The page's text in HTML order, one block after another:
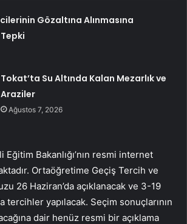
Gözaltına Alınmasına
Tokat’ta Su Altında Kalan Mezarlık ve
Araziler
Ağustos 7, 2026
Eğitim Bakanlığı’nın resmi internet
Ortaöğretime Geçiş Tercih ve
26 Haziran’da açıklanacak ve 3-19
tercihler yapılacak. Seçim sonuçlarının
dair henüz resmi bir açıklama